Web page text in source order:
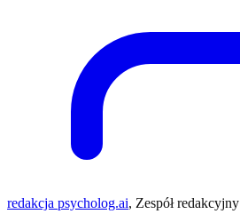
redakcja psycholog.ai, Zespół redakcyjny